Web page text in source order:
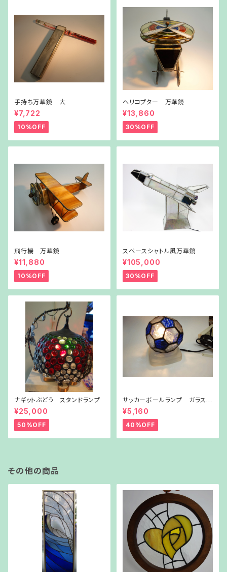
手持ち万華鏡 大
¥7,722
10%OFF
ヘリコプター 万華鏡
¥13,860
30%OFF
飛行機 万華鏡
¥11,880
10%OFF
スペースシャトル風万華鏡
¥105,000
30%OFF
ナギットぶどう スタンドランプ
¥25,000
50%OFF
サッカーボールランプ ガラス台
付き
¥5,160
40%OFF
その他の商品